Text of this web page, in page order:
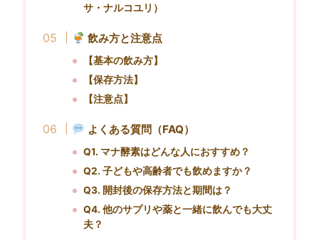
サ・ナルコユリ）
飲み方と注意点
【基本の飲み方】
【保存方法】
【注意点】
よくある質問（FAQ）
Q1. マナ酵素はどんな人におすすめ？
Q2. 子どもや高齢者でも飲めますか？
Q3. 開封後の保存方法と期間は？
Q4. 他のサプリや薬と一緒に飲んでも大丈
夫？